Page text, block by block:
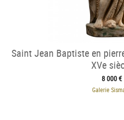
Saint Jean Baptiste en
XVe
8 000 €
Galerie